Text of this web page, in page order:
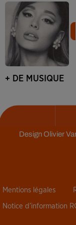
+ DE MUSIQUE
DesignOlivier
Mentions légales
Notice d’information